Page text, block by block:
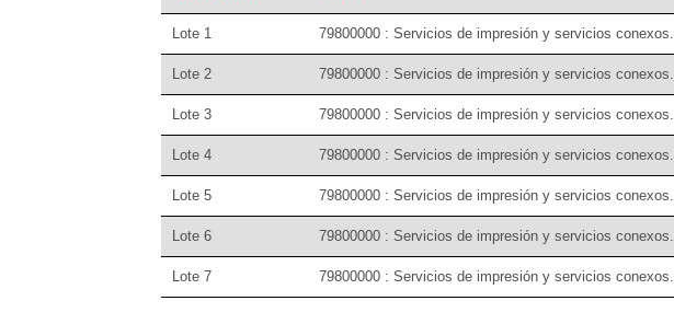
Lote 1 79800000 : Servicios de impresión y servicios conexos.
Lote 2 79800000 : Servicios de impresión y servicios conexos.
Lote 3 79800000 : Servicios de impresión y servicios conexos.
Lote 4 79800000 : Servicios de impresión y servicios conexos.
Lote 5 79800000 : Servicios de impresión y servicios conexos.
Lote 6 79800000 : Servicios de impresión y servicios conexos.
Lote 7 79800000 : Servicios de impresión y servicios conexos.